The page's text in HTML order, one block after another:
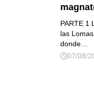
saber
PARTE 1
las
donde…
07/08/